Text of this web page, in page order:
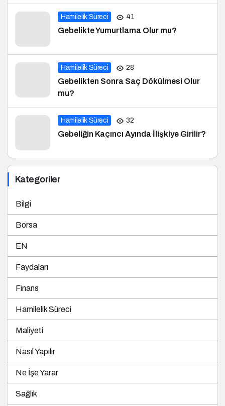
Hamilelik Süreci 41
Gebelikte Yumurtlama Olur mu?
Hamilelik Süreci 28
Gebelikten Sonra Saç Dökülmesi Olur
mu?
Hamilelik Süreci 32
Gebeliğin Kaçıncı Ayında İlişkiye Girilir?
Kategoriler
Bilgi
Borsa
EN
Faydaları
Finans
Hamilelik Süreci
Maliyeti
Nasıl Yapılır
Ne İşe Yarar
Sağlık